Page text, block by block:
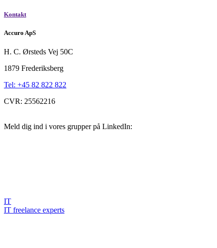
Kontakt
Accuro ApS
H. C. Ørsteds Vej 50C
1879 Frederiksberg
Tel: +45 82 822 822
CVR: 25562216
Meld dig ind i vores grupper på LinkedIn:
IT
IT freelance experts